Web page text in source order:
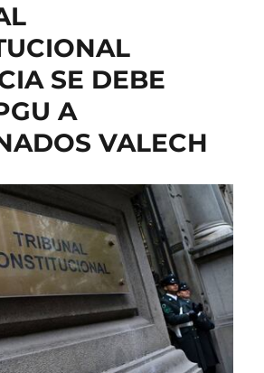
SE DEBE
A
VALECH